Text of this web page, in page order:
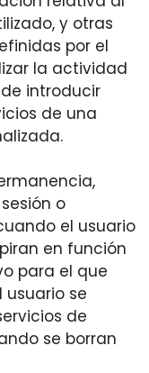
y otras
por el
la actividad
introducir
de una
o
el usuario
en función
para el que
usuario se
de
se borran